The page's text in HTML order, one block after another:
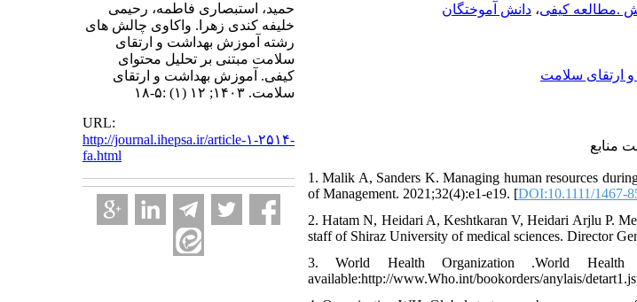
.مطالعه کیفی، دانش آموختگان
ارتقای سلامت
منابع
1. Malik A, Sanders K. Managing human resources
of Management. 2021;32(4):e1-e19. [DOI:10.1111/1467-
2. Hatam N, Heidari A, Keshtkaran V, Heidari Arjlu P.
staff of Shiraz University of medical sciences. Director
3. World Health Organization .World
available:http://www.Who.int/bookorders/anylais/
حمید، استبصاری فاطمه، رحیمی
خلیفه کندی زهرا. واکاوی چالش های
رشته آموزش بهداشت و ارتقای
سلامت مبتنی بر تحلیل محتوای
کیفی. آموزش بهداشت و ارتقای
سلامت. ۱۴۰۳; ۱۲ (۱) :۵-۱۸
URL:
http://journal.ihepsa.ir/article-۱-۲۵۱۴-
fa.html